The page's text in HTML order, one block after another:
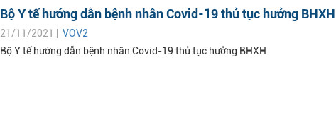
Bộ Y tế hướng dẫn bệnh nhân Covid-19 thủ tục hưởng BHXH
21/11/2021 | VOV2
Bộ Y tế hướng dẫn bệnh nhân Covid-19 thủ tục hưởng BHXH